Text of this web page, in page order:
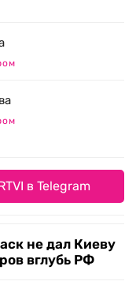
в Telegram
не дал Киеву
вглубь РФ